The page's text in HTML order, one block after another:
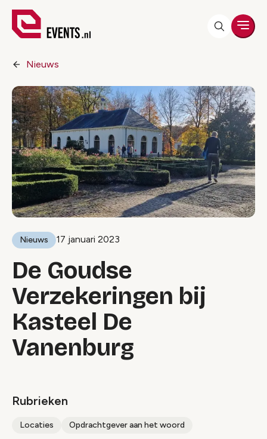
Nieuws
Nieuws 17 januari 2023
De Goudse
Verzekeringen bij
Kasteel De
Vanenburg
Rubrieken
Locaties Opdrachtgever aan het woord